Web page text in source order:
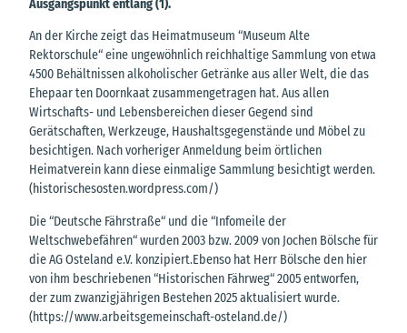
Ausgangspunkt entlang (1).
An der Kirche zeigt das Heimatmuseum “Museum Alte
Rektorschule“ eine ungewöhnlich reichhaltige Sammlung von etwa
4500 Behältnissen alkoholischer Getränke aus aller Welt, die das
Ehepaar ten Doornkaat zusammengetragen hat. Aus allen
Wirtschafts- und Lebensbereichen dieser Gegend sind
Gerätschaften, Werkzeuge, Haushaltsgegenstände und Möbel zu
besichtigen. Nach vorheriger Anmeldung beim örtlichen
Heimatverein kann diese einmalige Sammlung besichtigt werden.
(historischesosten.wordpress.com/)
Die “Deutsche Fährstraße“ und die “Infomeile der
Weltschwebefähren“ wurden 2003 bzw. 2009 von Jochen Bölsche für
die AG Osteland e.V. konzipiert.Ebenso hat Herr Bölsche den hier
von ihm beschriebenen “Historischen Fährweg“ 2005 entworfen,
der zum zwanzigjährigen Bestehen 2025 aktualisiert wurde.
(https://www.arbeitsgemeinschaft-osteland.de/)